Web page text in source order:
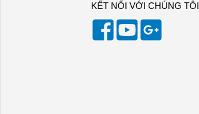
KẾT NỐI VỚI CHÚNG TÔI